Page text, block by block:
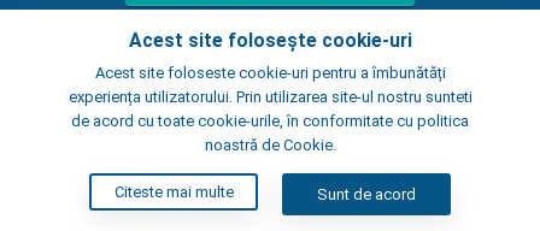
Acest site folosește cookie-uri
Acest site foloseste cookie-uri pentru a îmbunătăți
experiența utilizatorului. Prin utilizarea site-ul nostru sunteti
de acord cu toate cookie-urile, în conformitate cu politica
noastră de Cookie.
Citeste mai multe Sunt de acord
Adaugă Local